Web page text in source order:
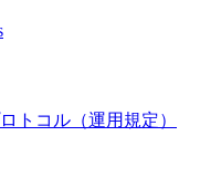
トコル（運用規定）